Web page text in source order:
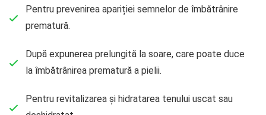
Pentru prevenirea apariției semnelor de îmbătrânire
prematură.
După expunerea prelungită la soare, care poate duce
la îmbătrânirea prematură a pielii.
Pentru revitalizarea și hidratarea tenului uscat sau